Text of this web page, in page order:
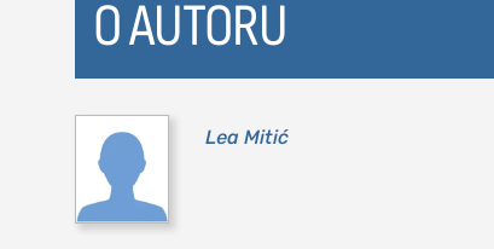
O AUTORU
Lea Mitić